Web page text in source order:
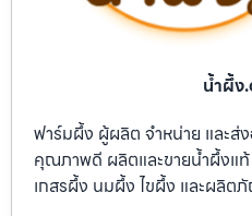
น้ำผึ้ง
ฟาร์มผึ้ง ผู้ผลิต จำหน่าย และส่
คุณภาพดี ผลิตและขายน้ำผึ้งแ
เกสรผึ้ง นมผึ้ง ไขผึ้ง และผลิต